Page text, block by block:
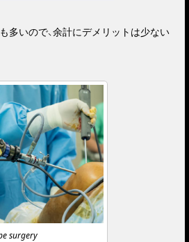
多いので、余計にデメリットは少ない
surgery